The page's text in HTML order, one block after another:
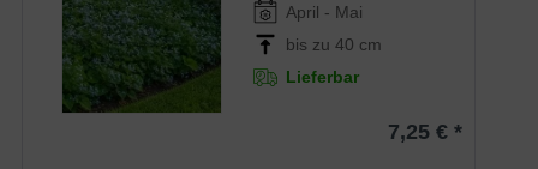
April - Mai
bis zu 40 cm
Lieferbar
7,25 € *